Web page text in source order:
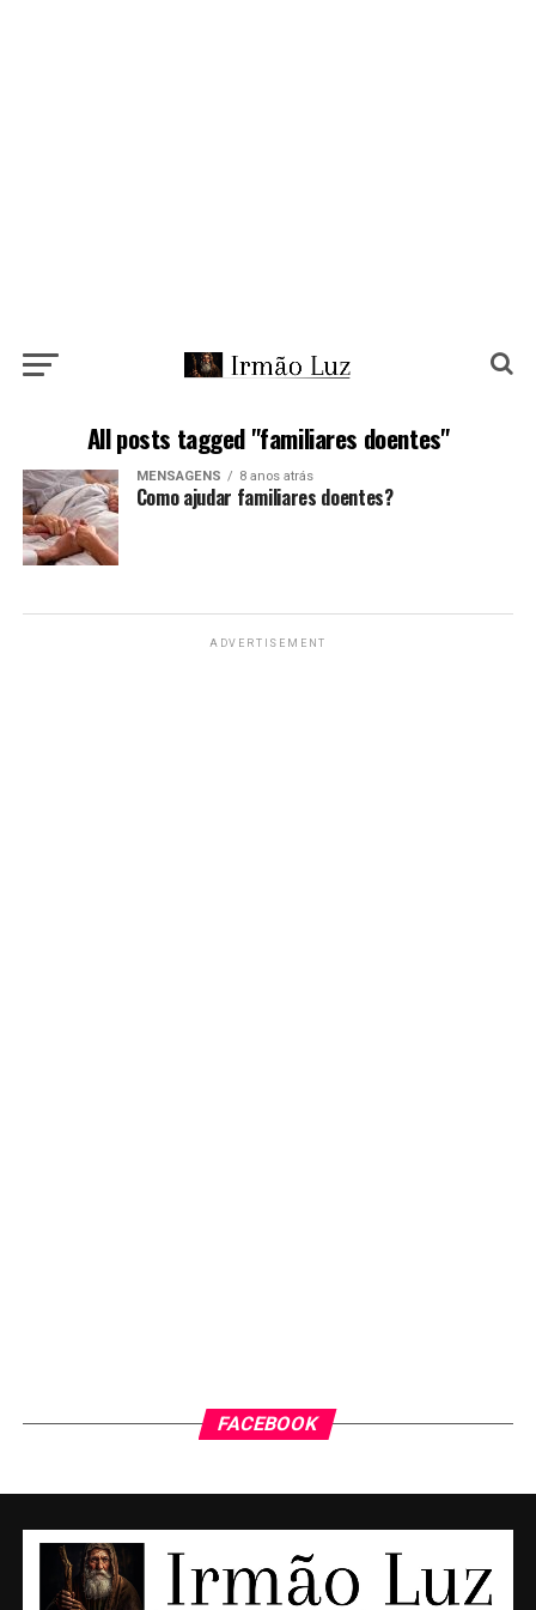
All posts tagged "familiares doentes"
MENSAGENS 8 anos atrás
Como ajudar familiares doentes?
ADVERTISEMENT
FACEBOOK